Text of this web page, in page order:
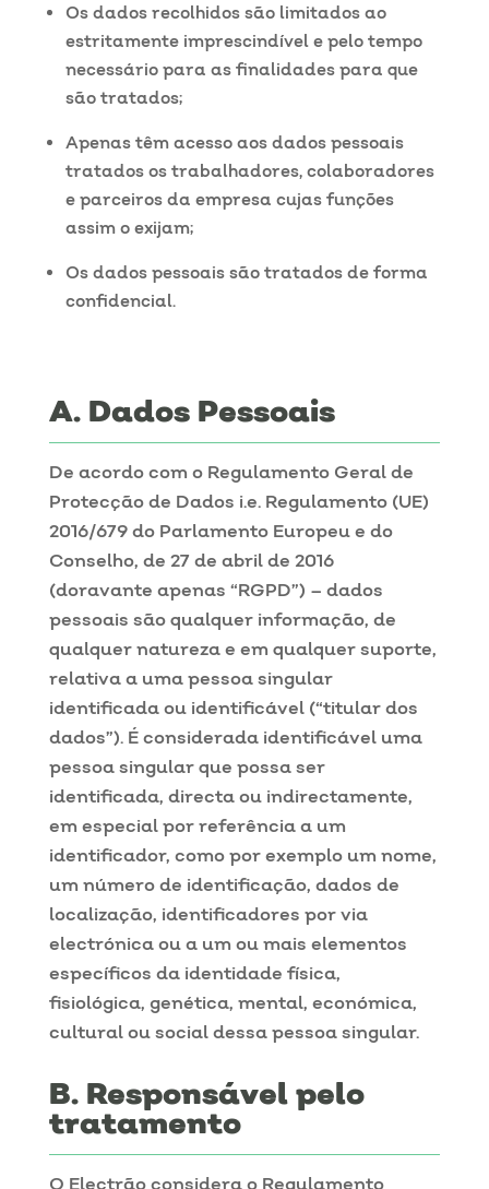
Os dados recolhidos são limitados ao
estritamente imprescindível e pelo tempo
necessário para as finalidades para que
são tratados;
Apenas têm acesso aos dados pessoais
tratados os trabalhadores, colaboradores
e parceiros da empresa cujas funções
assim o exijam;
Os dados pessoais são tratados de forma
confidencial.
Dados Pessoais
De acordo com o Regulamento Geral de
Protecção de Dados i.e. Regulamento (UE)
2016/679 do Parlamento Europeu e do
Conselho, de 27 de abril de 2016
(doravante apenas “RGPD”) – dados
pessoais são qualquer informação, de
qualquer natureza e em qualquer suporte,
relativa a uma pessoa singular
identificada ou identificável (“titular dos
dados”). É considerada identificável uma
pessoa singular que possa ser
identificada, directa ou indirectamente,
em especial por referência a um
identificador, como por exemplo um nome,
um número de identificação, dados de
localização, identificadores por via
electrónica ou a um ou mais elementos
específicos da identidade física,
fisiológica, genética, mental, económica,
cultural ou social dessa pessoa singular.
Responsável pelo
tratamento